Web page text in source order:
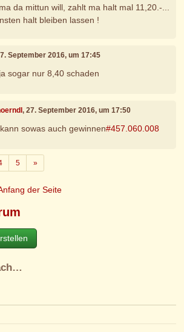
da mittun will, zahlt ma halt mal 11,20.-...
halt bleiben lassen !
September 2016, um 17:45
sogar nur 8,40 schaden
, 27. September 2016, um 17:50
sowas auch gewinnen#457.060.008
5 »Weiter
der Seite